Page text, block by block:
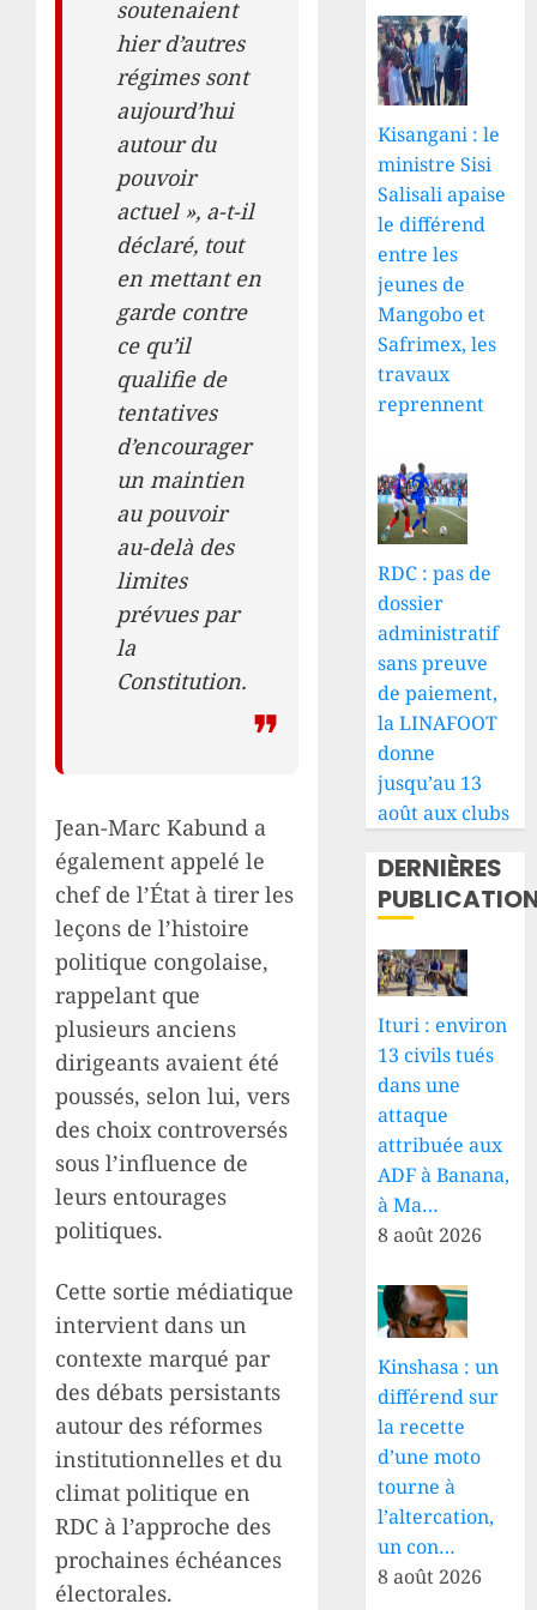
soutenaient
hier d’autres
régimes sont
aujourd’hui
autour du
pouvoir
actuel », a-t-il
déclaré, tout
en mettant en
garde contre
ce qu’il
qualifie de
tentatives
d’encourager
un maintien
au pouvoir
au-delà des
limites
prévues par
la
Constitution.
Jean-Marc Kabund a
également appelé le
chef de l’État à tirer les
leçons de l’histoire
politique congolaise,
rappelant que
plusieurs anciens
dirigeants avaient été
poussés, selon lui, vers
des choix controversés
sous l’influence de
leurs entourages
politiques.
Cette sortie médiatique
intervient dans un
contexte marqué par
des débats persistants
autour des réformes
institutionnelles et du
climat politique en
RDC à l’approche des
prochaines échéances
électorales.
Kisangani : le
ministre Sisi
Salisali apaise
le différend
entre les
jeunes de
Mangobo et
Safrimex, les
travaux
reprennent
RDC : pas de
dossier
administratif
sans preuve
de paiement,
la LINAFOOT
donne
jusqu’au 13
août aux clubs
DERNIÈRES
Ituri : environ
13 civils tués
dans une
attaque
attribuée aux
ADF à Banana,
à Ma…
8 août 2026
Kinshasa : un
différend sur
la recette
d’une moto
tourne à
l’altercation,
un con…
8 août 2026